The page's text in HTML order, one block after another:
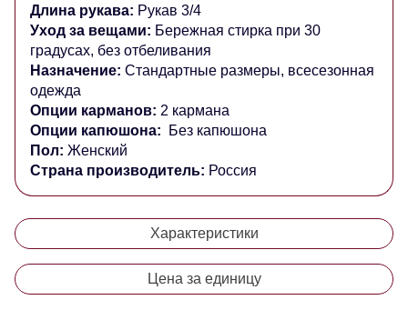
Длина рукава: Рукав 3/4
Уход за вещами: Бережная стирка при 30
градусах, без отбеливания
Назначение: Стандартные размеры, всесезонная
одежда
Опции карманов: 2 кармана
Опции капюшона: Без капюшона
Пол: Женский
Страна производитель: Россия
Характеристики
Цена за единицу